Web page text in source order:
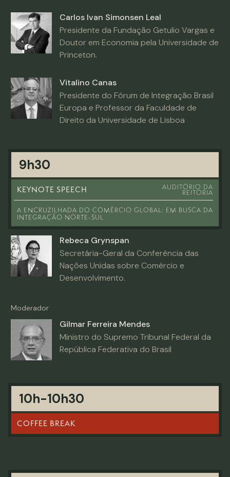
Carlos Ivan Simonsen Leal
Presidente da Fundação Getulio Vargas e
Doutor em Economia pela Universidade de
Princeton.
Vitalino Canas
Presidente do Fórum de Integração Brasil
Europa e Professor da Faculdade de
Direito da Universidade de Lisboa
9h30
KEYNOTE SPEECH AUDITÓRIO DA
REITORIA
A ENCRUZILHADA DO COMÉRCIO GLOBAL: EM BUSCA DA
INTEGRAÇÃO NORTE-SUL
Rebeca Grynspan
Secretária-Geral da Conferência das
Nações Unidas sobre Comércio e
Desenvolvimento.
Moderador
Gilmar Ferreira Mendes
Ministro do Supremo Tribunal Federal da
República Federativa do Brasil
10h-10h30
COFFEE BREAK